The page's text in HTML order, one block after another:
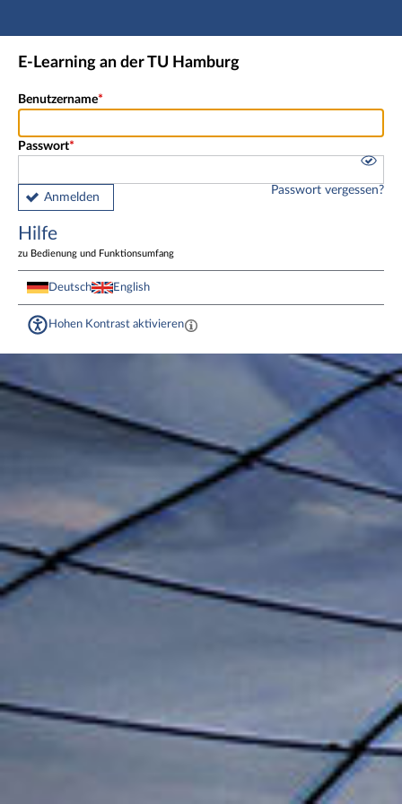
Hauptnavigation
Fußzeile
E-Learning an der TU Hamburg
Benutzername
Passwort
Anmelden
Passwort vergessen?
Hilfe
zu Bedienung und Funktionsumfang
Deutsch English
Hohen Kontrast aktivieren